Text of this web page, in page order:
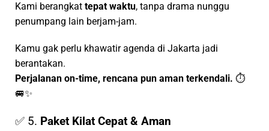
Kami berangkat tepat waktu, tanpa drama nunggu
penumpang lain berjam-jam.
Kamu gak perlu khawatir agenda di Jakarta jadi
berantakan.
Perjalanan on-time, rencana pun aman terkendali. ⏱️
🚐✨
✅ 5. Paket Kilat Cepat & Aman